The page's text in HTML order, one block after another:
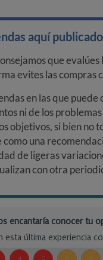
aquí
que
evites las compras
en las que
ni de los
objetivos, si bien no
una
de ligeras
con otra